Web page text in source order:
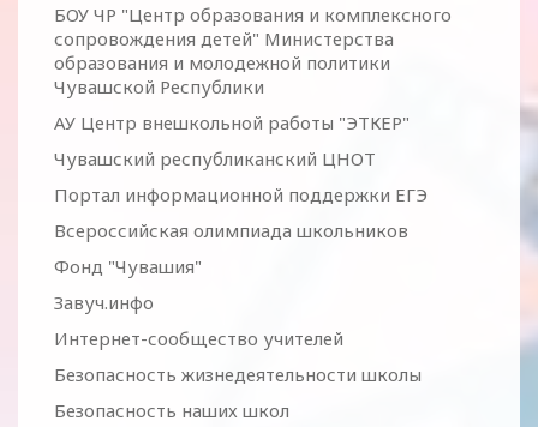
БОУ ЧР "Центр образования и комплексного
сопровождения детей" Министерства
образования и молодежной политики
Чувашской Республики
АУ Центр внешкольной работы "ЭТКЕР"
Чувашский республиканский ЦНОТ
Портал информационной поддержки ЕГЭ
Всероссийская олимпиада школьников
Фонд "Чувашия"
Завуч.инфо
Интернет-сообщество учителей
Безопасность жизнедеятельности школы
Безопасность наших школ